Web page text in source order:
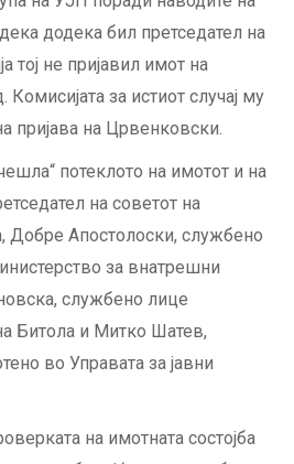
додека бил претседател на
тој не пријавил имот на
за истиот случај му
пријава на Црвенковски.
потеклото на имотот и на
на советот на
Добре Апостолоски, службено
за внатрешни
службено лице
Битола и Митко Шатев,
во Управата за јавни
на имотната состојба